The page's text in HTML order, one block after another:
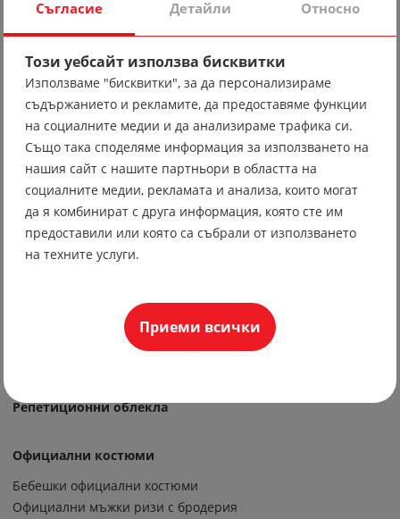
Рекламни облекла
Дамски рекламни облекла
Исторически ретро костюми
Аксесоари
Костюми под наем
Народни носии под наем
Карнавални костюми под наем
Български знамена
Репетиционни облекла
Официални костюми
Бебешки официални костюми
Официални мъжки ризи с бродерия
Съгласие Детайли Относно
Този уебсайт използва бисквитки
Използваме "бисквитки", за да персонализираме
съдържанието и рекламите, да предоставяме функции
на социалните медии и да анализираме трафика си.
Също така споделяме информация за използването на
нашия сайт с нашите партньори в областта на
социалните медии, рекламата и анализа, които могат
да я комбинират с друга информация, която сте им
предоставили или която са събрали от използването
на техните услуги.
Приеми всички